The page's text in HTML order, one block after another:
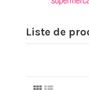
Liste de